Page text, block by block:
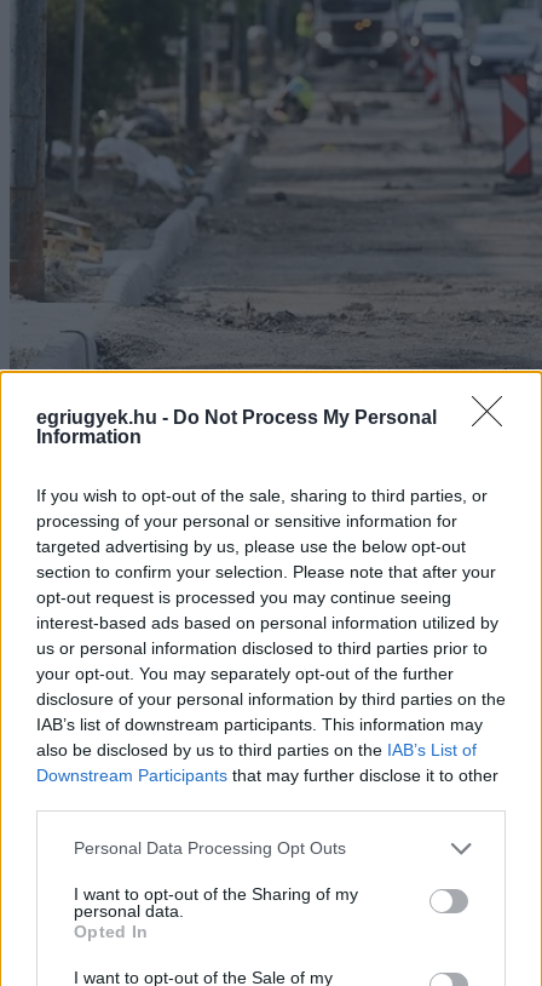
egriugyek.hu - Do Not Process My Personal
Information
If you wish to opt-out of the sale, sharing to third parties, or
processing of your personal or sensitive information for
targeted advertising by us, please use the below opt-out
section to confirm your selection. Please note that after your
opt-out request is processed you may continue seeing
interest-based ads based on personal information utilized by
us or personal information disclosed to third parties prior to
your opt-out. You may separately opt-out of the further
disclosure of your personal information by third parties on the
IAB’s list of downstream participants. This information may
also be disclosed by us to third parties on the IAB’s List of
Downstream Participants that may further disclose it to other
Please note that this website/app uses one or more Google
not limited to your visit or usage behaviour. You may click to
grant or deny consent to Google and its third-party tags to
use your data for below specified purposes in below Google
consent section.
Personal Data Processing Opt Outs
I want to opt-out of the Sharing of my
personal data.
Opted In
I want to opt-out of the Sale of my
Mindhárom ütemben dolgoznak a 25-ös főúton
Egerben
2026. augusztus 07 | Eger ügye